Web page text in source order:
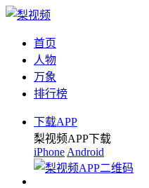
首页
人物
万象
排行榜
下载APP
梨视频APP下载
iPhone Android